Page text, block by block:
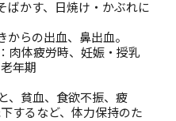
ばかす、日焼け・かぶれに
らの出血、鼻出血。
肉体疲労時、妊娠・授乳
年期
、貧血、食欲不振、疲
するなど、体力保持のた